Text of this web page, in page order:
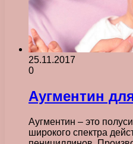
25.11.2017
0
Аугментин
Аугментин – это
широкого спектра